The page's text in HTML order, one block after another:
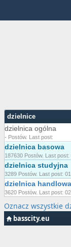
dzielnice
dzielnica ogólna
- Postów. Last post:
dzielnica basowa
187630 Postów. Last
dzielnica studyjna
3289 Postów. Last post:
dzielnica handlowa
3620 Postów. Last post:
Oznacz wszystkie
basscity.eu